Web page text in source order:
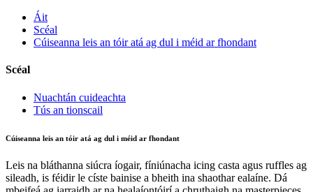
Áit
Scéal
Cúiseanna leis an tóir atá ag dul i méid ar fhondant
Scéal
Nuachtán cuideachta
Tús an tionscail
Cúiseanna leis an tóir atá ag dul i méid ar fhondant
Leis na bláthanna siúcra íogair, fíniúnacha icing casta agus ruffles ag
sileadh, is féidir le císte bainise a bheith ina shaothar ealaíne. Dá